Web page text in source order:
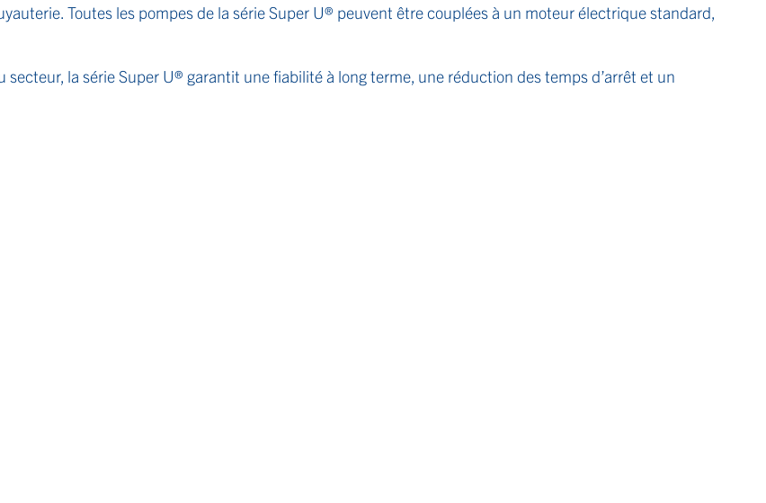
Toutes les pompes de la série Super U® peuvent être couplées à un moteur électrique standard,
la série Super U® garantit une fiabilité à long terme, une réduction des temps d’arrêt et un